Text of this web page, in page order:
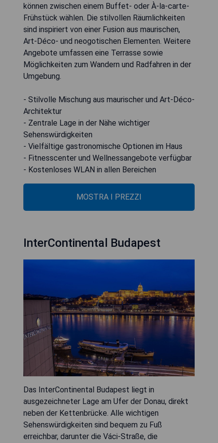
können zwischen einem Buffet- oder À-la-carte-
Frühstück wählen. Die stilvollen Räumlichkeiten
sind inspiriert von einer Fusion aus maurischen,
Art-Déco- und neogotischen Elementen. Weitere
Angebote umfassen eine Terrasse sowie
Möglichkeiten zum Wandern und Radfahren in der
Umgebung.
- Stilvolle Mischung aus maurischer und Art-Déco-
Architektur
- Zentrale Lage in der Nähe wichtiger
Sehenswürdigkeiten
- Vielfältige gastronomische Optionen im Haus
- Fitnesscenter und Wellnessangebote verfügbar
- Kostenloses WLAN in allen Bereichen
MOSTRA I PREZZI
InterContinental Budapest
Das InterContinental Budapest liegt in
ausgezeichneter Lage am Ufer der Donau, direkt
neben der Kettenbrücke. Alle wichtigen
Sehenswürdigkeiten sind bequem zu Fuß
erreichbar, darunter die Váci-Straße, die